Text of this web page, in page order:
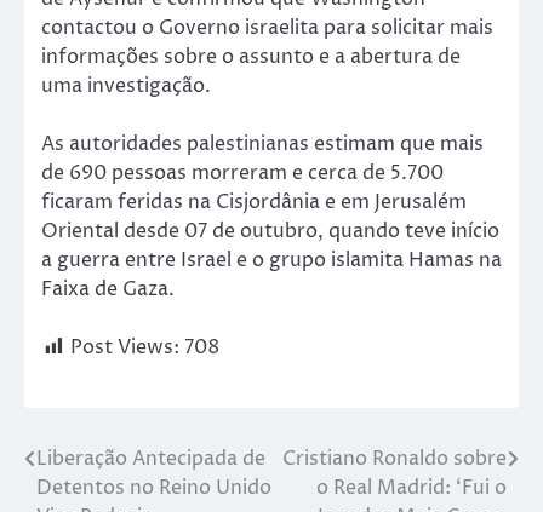
contactou o Governo israelita para solicitar mais
informações sobre o assunto e a abertura de
uma investigação.
As autoridades palestinianas estimam que mais
de 690 pessoas morreram e cerca de 5.700
ficaram feridas na Cisjordânia e em Jerusalém
Oriental desde 07 de outubro, quando teve início
a guerra entre Israel e o grupo islamita Hamas na
Faixa de Gaza.
Post Views: 708
Liberação Antecipada de
Detentos no Reino Unido
Cristiano Ronaldo sobre
o Real Madrid: ‘Fui o